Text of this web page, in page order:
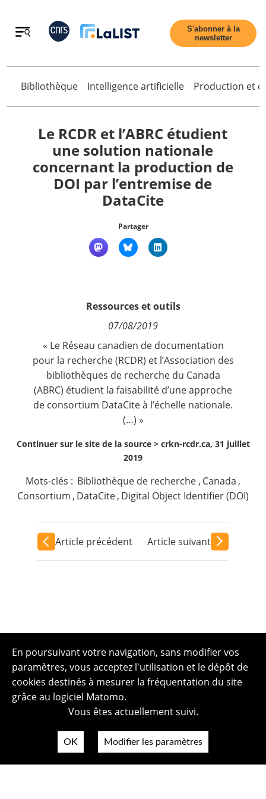
Retour
Accueil
Qui sommes nous ?
S'abonner à la
newsletter
Bibliothèque Intelligence artificielle Production et
Le RCDR et l’ABRC étudient
une solution nationale
concernant la production de
DOI par l’entremise de
DataCite
Partager
Ressources et outils
07/08/2019
« Le Réseau canadien de documentation
pour la recherche (RCDR) et l’Association des
bibliothèques de recherche du Canada
(ABRC) étudient la faisabilité d’une approche
de consortium DataCite à l’échelle nationale.
(…) »
Continuer sur le site de la source > crkn-rcdr.ca, 31 juillet
2019
Mots-clés : Bibliothèque de recherche , Canada ,
Consortium , DataCite, Digital Object Identifier (DOI)
Article précédent Article suivant
En poursuivant votre navigation, sans modifier vos
paramètres, vous acceptez l'utilisation et le dépôt de
cookies destinés à mesurer la fréquentation du site
grâce au logiciel Matomo.
Vous êtes actuellement suivi.
OK Modifier les paramètres